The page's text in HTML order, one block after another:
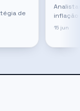
de
inflação
tempo
15 jun